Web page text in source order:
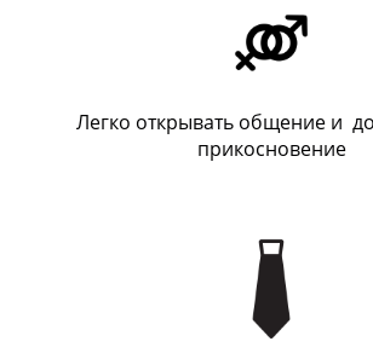
Легко открывать общение и
прикосновение